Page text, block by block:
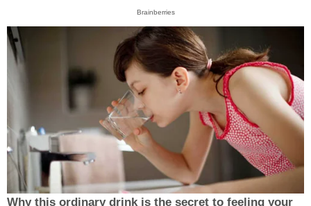
Brainberries
Why this ordinary drink is the secret to feeling your